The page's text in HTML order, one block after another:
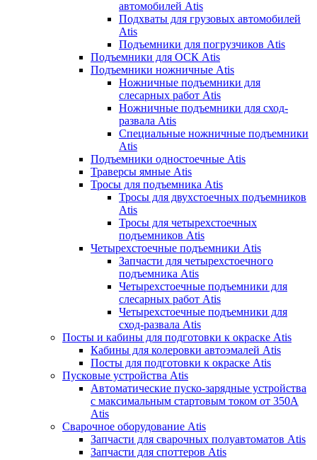
автомобилей Atis
Подхваты для грузовых автомобилей
Atis
Подъемники для погрузчиков Atis
Подъемники для ОСК Atis
Подъемники ножничные Atis
Ножничные подъемники для
слесарных работ Atis
Ножничные подъемники для сход-
развала Atis
Специальные ножничные подъемники
Atis
Подъемники одностоечные Atis
Траверсы ямные Atis
Тросы для подъемника Atis
Тросы для двухстоечных подъемников
Atis
Тросы для четырехстоечных
подъемников Atis
Четырехстоечные подъемники Atis
Запчасти для четырехстоечного
подъемника Atis
Четырехстоечные подъемники для
слесарных работ Atis
Четырехстоечные подъемники для
сход-развала Atis
Посты и кабины для подготовки к окраске Atis
Кабины для колеровки автоэмалей Atis
Посты для подготовки к окраске Atis
Пусковые устройства Atis
Автоматические пуско-зарядные устройства
с максимальным стартовым током от 350А
Atis
Сварочное оборудование Atis
Запчасти для сварочных полуавтоматов Atis
Запчасти для споттеров Atis